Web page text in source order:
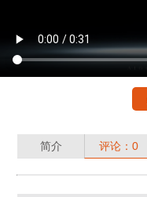
简介 评论：0